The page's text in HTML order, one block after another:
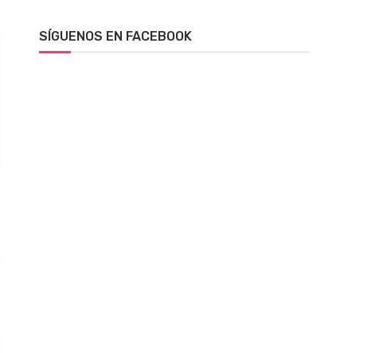
SÍGUENOS EN FACEBOOK